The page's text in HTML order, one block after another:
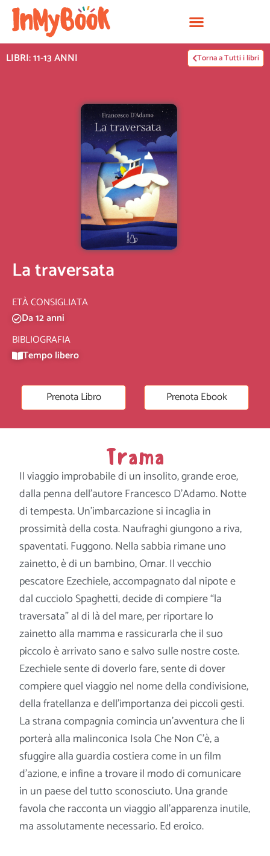
Vai
contenuto
LIBRI: 11-13 ANNI Torna a Tutti i libri
La traversata
ETÀ CONSIGLIATA
Da 12 anni
BIBLIOGRAFIA
Tempo libero
Prenota Libro Prenota Ebook
Trama
Il viaggio improbabile di un insolito, grande eroe,
dalla penna dell’autore Francesco D’Adamo. Notte
di tempesta. Un’imbarcazione si incaglia in
prossimità della costa. Naufraghi giungono a riva,
spaventati. Fuggono. Nella sabbia rimane uno
zainetto, è di un bambino, Omar. Il vecchio
pescatore Ezechiele, accompagnato dal nipote e
dal cucciolo Spaghetti, decide di compiere “la
traversata” al di là del mare, per riportare lo
zainetto alla mamma e rassicurarla che ilsuo
piccolo è arrivato sano e salvo sulle nostre coste.
Ezechiele sente di doverlo fare, sente di dover
compiere quel viaggio nel nome della condivisione,
della fratellanza e dell’importanza dei piccoli gesti.
La strana compagnia comincia un’avventura che li
porterà alla malinconica Isola Che Non C’è, a
sfuggire alla guardia costiera come in un film
d’azione, e infine a trovare il modo di comunicare
in un paese del tutto sconosciuto. Una grande
favola che racconta un viaggio all’apparenza inutile,
ma assolutamente necessario. Ed eroico.